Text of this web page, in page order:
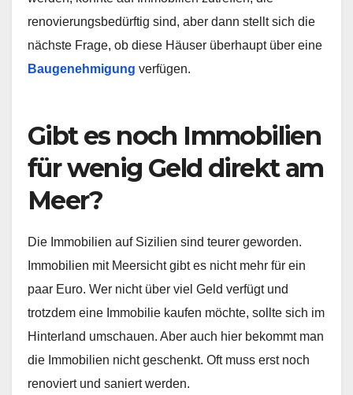
renovierungsbedürftig sind, aber dann stellt sich die
nächste Frage, ob diese Häuser überhaupt über eine
Baugenehmigung verfügen.
Gibt es noch Immobilien
für wenig Geld direkt am
Meer?
Die Immobilien auf Sizilien sind teurer geworden.
Immobilien mit Meersicht gibt es nicht mehr für ein
paar Euro. Wer nicht über viel Geld verfügt und
trotzdem eine Immobilie kaufen möchte, sollte sich im
Hinterland umschauen. Aber auch hier bekommt man
die Immobilien nicht geschenkt. Oft muss erst noch
renoviert und saniert werden.